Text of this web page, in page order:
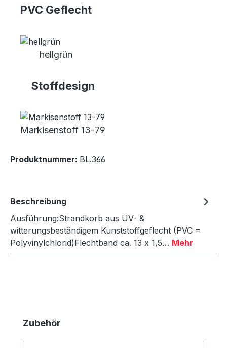
PVC Geflecht
hellgrün
Stoffdesign
Markisenstoff 13-79
Produktnummer: BL.366
Beschreibung
Ausführung:Strandkorb aus UV- &
witterungsbeständigem Kunststoffgeflecht (PVC =
Polyvinylchlorid)Flechtband ca. 13 x 1,5… Mehr
Produktgalerie überspringen
Zubehör